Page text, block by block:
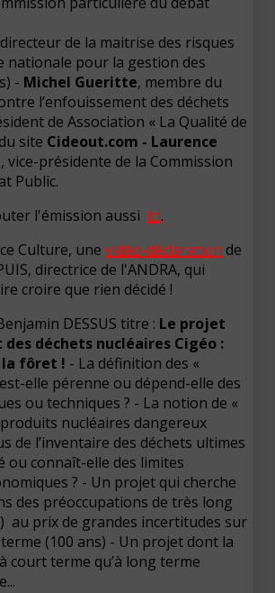
directeur de la maitrise des risques
nationale pour la gestion des
- Michel Gueritte, membre du
l’enfouissement des déchets
de Association « La Qualité de
site Cideout.com - Laurence
, vice-présidente de la Commission
Public.
l'émission aussi ici.
Culture, une vidéo-déclaration de
directrice de l'ANDRA, qui
croire que rien décidé !
DESSUS titre : Le projet
déchets nucléaires Cigéo :
la fôret ! - La définition des «
elle pérenne ou dépend-elle des
ou techniques ? - La notion de «
nucléaires dangereux
de l’inventaire des déchets ultimes
ou connaît-elle des limites
? - Un projet qui cherche
des préoccupations de très long
au prix de grandes incertitudes sur
(100 ans) - Un projet dont la
court terme qu’à long terme